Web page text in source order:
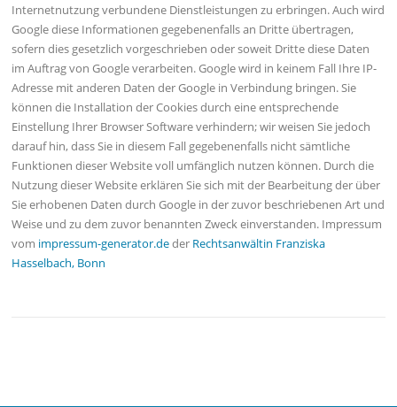
Internetnutzung verbundene Dienstleistungen zu erbringen. Auch wird
Google diese Informationen gegebenenfalls an Dritte übertragen,
sofern dies gesetzlich vorgeschrieben oder soweit Dritte diese Daten
im Auftrag von Google verarbeiten. Google wird in keinem Fall Ihre IP-
Adresse mit anderen Daten der Google in Verbindung bringen. Sie
können die Installation der Cookies durch eine entsprechende
Einstellung Ihrer Browser Software verhindern; wir weisen Sie jedoch
darauf hin, dass Sie in diesem Fall gegebenenfalls nicht sämtliche
Funktionen dieser Website voll umfänglich nutzen können. Durch die
Nutzung dieser Website erklären Sie sich mit der Bearbeitung der über
Sie erhobenen Daten durch Google in der zuvor beschriebenen Art und
Weise und zu dem zuvor benannten Zweck einverstanden. Impressum
vom impressum-generator.deder Rechtsanwältin Franziska
Hasselbach, Bonn